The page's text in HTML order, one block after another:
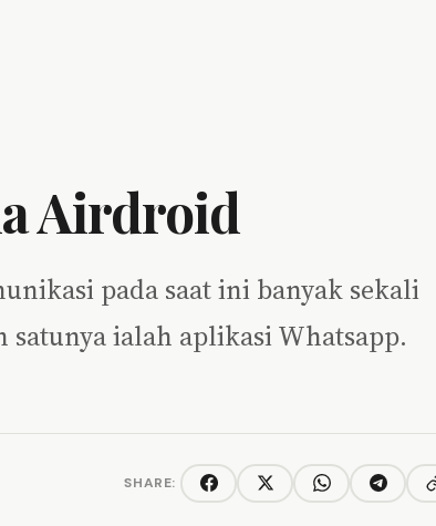
Airdroid
pada saat ini banyak sekali
ialah aplikasi Whatsapp.
SHARE: FacebookTwitter/XWhatsAppTelegram